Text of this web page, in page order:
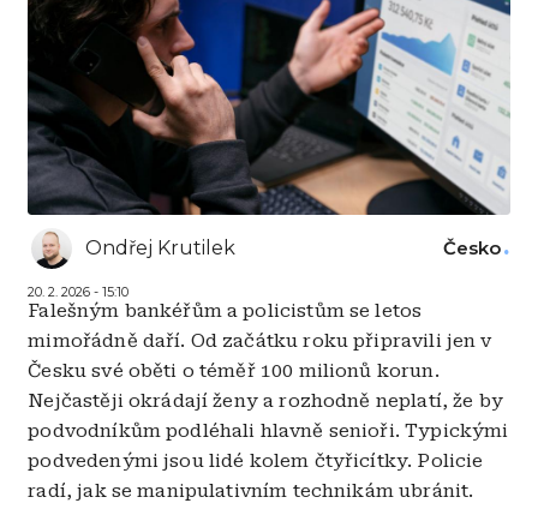
Ondřej Krutilek
20. 2. 2026 - 15:10
Česko
Falešným bankéřům a policistům se letos
mimořádně daří. Od začátku roku připravili jen v
Česku své oběti o téměř 100 milionů korun.
Nejčastěji okrádají ženy a rozhodně neplatí, že by
podvodníkům podléhali hlavně senioři. Typickými
podvedenými jsou lidé kolem čtyřicítky. Policie
radí, jak se manipulativním technikám ubránit.